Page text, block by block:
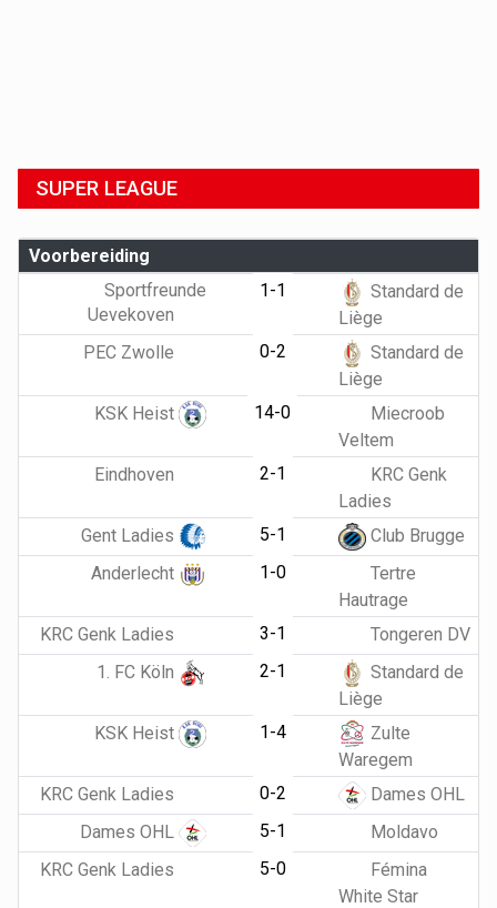
SUPER LEAGUE
Voorbereiding
Sportfreunde
Uevekoven
1-1
Standard de
Liège
PEC Zwolle
0-2
Standard de
Liège
KSK Heist
14-0
Miecroob
Veltem
Eindhoven
2-1
KRC Genk
Ladies
Gent Ladies
5-1
Club Brugge
Anderlecht
1-0
Tertre
Hautrage
KRC Genk Ladies
3-1
Tongeren DV
1. FC Köln
2-1
Standard de
Liège
KSK Heist
1-4
Zulte
Waregem
KRC Genk Ladies
0-2
Dames OHL
Dames OHL
5-1
Moldavo
KRC Genk Ladies
5-0
Fémina
White Star